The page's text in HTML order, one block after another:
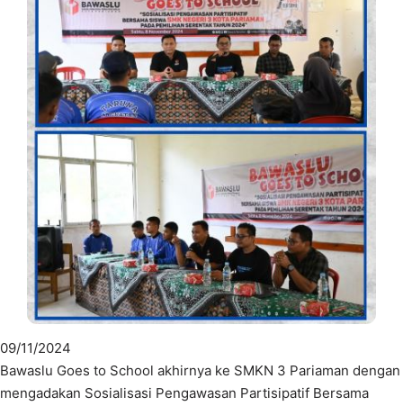
09/11/2024
Bawaslu Goes to School akhirnya ke SMKN 3 Pariaman dengan
mengadakan Sosialisasi Pengawasan Partisipatif Bersama